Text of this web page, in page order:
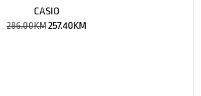
CASIO
286.00KM 257.40KM